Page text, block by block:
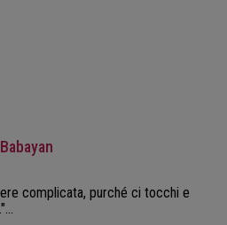
complicata, purché ci tocchi e